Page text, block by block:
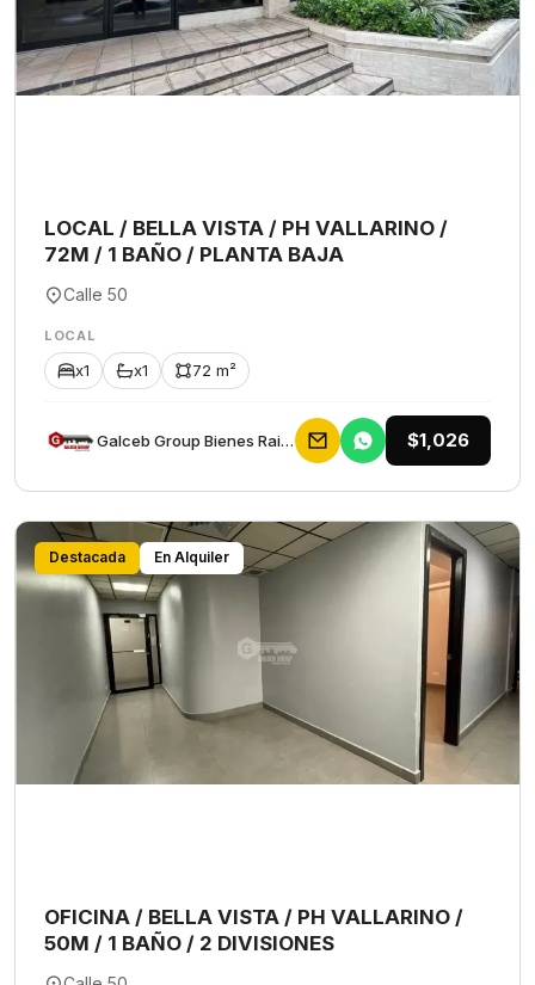
LOCAL / BELLA VISTA / PH VALLARINO /
72M / 1 BAÑO / PLANTA BAJA
Calle 50
LOCAL
x1 x1 72 m²
Galceb Group Bienes Raices $1,026
Destacada En Alquiler
OFICINA / BELLA VISTA / PH VALLARINO /
50M / 1 BAÑO / 2 DIVISIONES